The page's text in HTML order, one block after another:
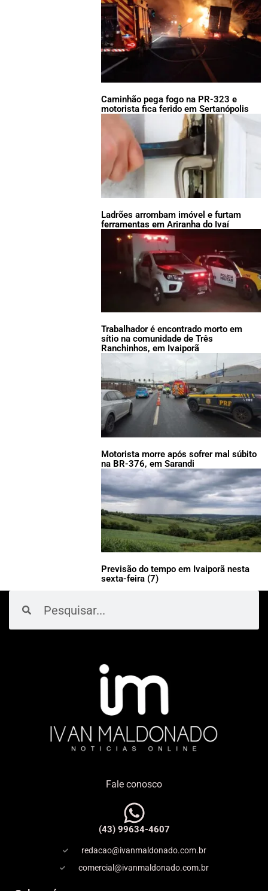
Caminhão pega fogo na PR-323 e
motorista fica ferido em Sertanópolis
Ladrões arrombam imóvel e furtam
ferramentas em Ariranha do Ivaí
Trabalhador é encontrado morto em
sítio na comunidade de Três
Ranchinhos, em Ivaiporã
Motorista morre após sofrer mal súbito
na BR-376, em Sarandi
Previsão do tempo em Ivaiporã nesta
sexta-feira (7)
Fale conosco
(43) 99634-4607
redacao@ivanmaldonado.com.br
comercial@ivanmaldonado.com.br